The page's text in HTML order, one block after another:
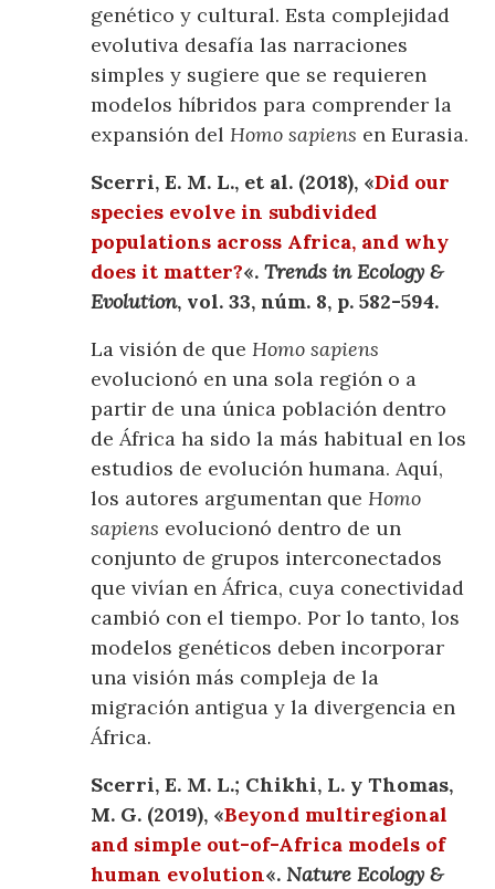
genético y cultural. Esta complejidad
evolutiva desafía las narraciones
simples y sugiere que se requieren
modelos híbridos para comprender la
expansión del Homo sapiens en Eurasia.
Scerri, E. M. L., et al. (2018), «Did our
species evolve in subdivided
populations across Africa, and why
does it matter?«.Trends in Ecology &
Evolution, vol. 33, núm. 8, p. 582-594.
La visión de que Homo sapiens
evolucionó en una sola región o a
partir de una única población dentro
de África ha sido la más habitual en los
estudios de evolución humana. Aquí,
los autores argumentan que Homo
sapiens evolucionó dentro de un
conjunto de grupos interconectados
que vivían en África, cuya conectividad
cambió con el tiempo. Por lo tanto, los
modelos genéticos deben incorporar
una visión más compleja de la
migración antigua y la divergencia en
África.
Scerri, E. M. L.; Chikhi, L. y Thomas,
M. G. (2019), «Beyond multiregional
and simple out-of-Africa models of
human evolution«. Nature Ecology &